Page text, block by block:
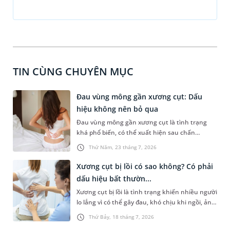
TIN CÙNG CHUYÊN MỤC
Thứ Năm, 23 tháng 7, 2026
Đau vùng mông gần xương cụt: Dấu
hiệu không nên bỏ qua
Đau vùng mông gần xương cụt là tình trạng
khá phổ biến, có thể xuất hiện sau chấn
thương, ngồi lâu hoặc liên quan đến các bệnh
lý cơ xương khớp và thần kinh. Cơn đau không
chỉ gây khó chịu khi vận động khi ngồi hoặc
đứng lên mà còn ảnh hưởng đáng kể đến sinh
hoạt hàng ngày. Việc xác định đúng nguyên
nhân đóng vai trò quan trọng trong quá trình
điều trị, giúp kiểm soát triệu chứng và ngăn
ngừa các biến chứng không mong muốn.
Thứ Bảy, 18 tháng 7, 2026
Xương cụt bị lồi có sao không? Có phải
dấu hiệu bất thườn...
Xương cụt bị lồi là tình trạng khiến nhiều người
lo lắng vì có thể gây đau, khó chịu khi ngồi, ảnh
hưởng đến sinh hoạt hàng ngày. Trên thực tế,
sự thay đổi hình thái này có thể xuất phát từ